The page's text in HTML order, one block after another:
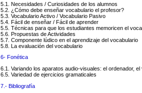
5.1. Necesidades / Curiosidades de los alumnos
5.2. ¿Cómo debe enseñar vocabulario el profesor?
5.3. Vocabulario Activo / Vocabulario Pasivo
5.4. Fácil de enseñar / Fácil de aprender
5.5. Técnicas para que los estudiantes memoricen el
5.6. Propuestas de Actividades
5.7. Componente lúdico en el aprendizaje del vocabulario
5.8. La evaluación del vocabulario
6- Fonética
6.1. Variando los aparatos audio-visuales: el ordenador, el
6.5. Variedad de ejercicios gramaticales
7.- Bibliografía